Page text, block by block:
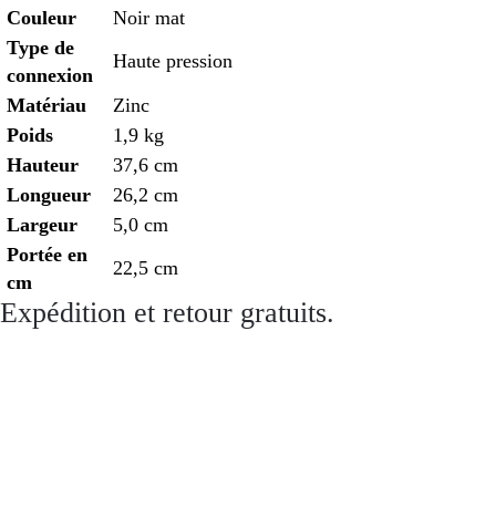
Couleur
Noir mat
Type de
connexion
Haute pression
Matériau
Zinc
Poids
1,9 kg
Hauteur
37,6 cm
Longueur
26,2 cm
Largeur
5,0 cm
Portée en
cm
22,5 cm
Expédition et retour gratuits.